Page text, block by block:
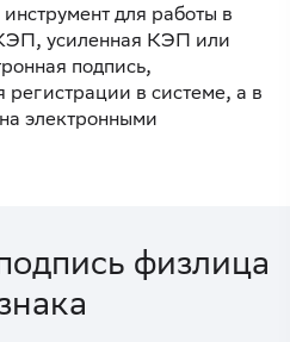
для работы в
усиленная КЭП или
подпись,
регистрации в системе, а в
электронными
физлица